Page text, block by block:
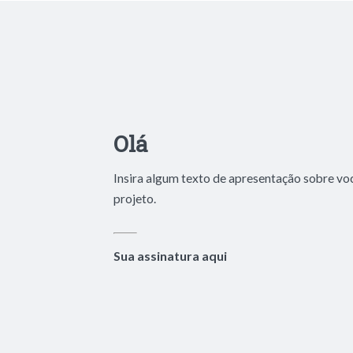
Olá
Insira algum texto de apresentação sobre
projeto.
Sua assinatura aqui